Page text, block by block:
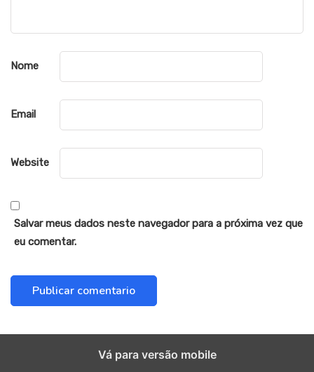
Nome
Email
Website
Salvar meus dados neste navegador para a próxima vez que
eu comentar.
Vá para versão mobile